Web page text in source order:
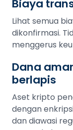
Biaya
Lihat semua
dikonfirmasi.
menggerus
Dana
berlapis
Aset kripto
dengan
dan diawasi